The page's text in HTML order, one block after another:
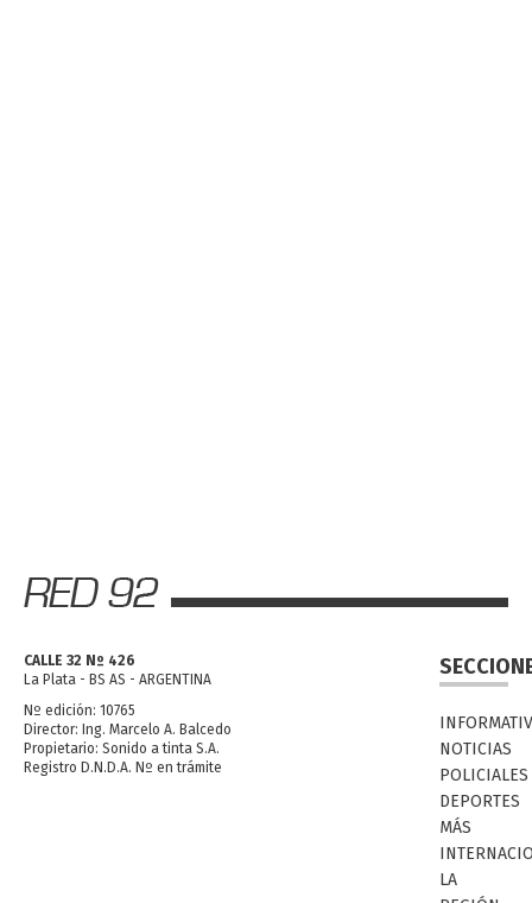
CALLE 32 Nº 426
La Plata - BS AS - ARGENTINA
Nº edición: 10765
Director: Ing. Marcelo A. Balcedo
Propietario: Sonido a tinta S.A.
Registro D.N.D.A. Nº en trámite
NOTICIAS
POLICIALES
DEPORTES
MÁS
LA